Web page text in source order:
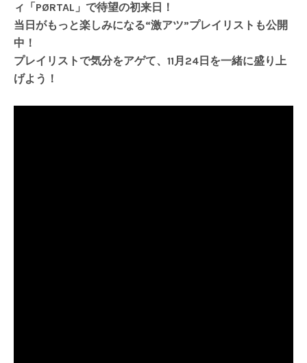
ィ「PØRTAL」で待望の初来日！
当日がもっと楽しみになる“激アツ”プレイリストも公開
中！
プレイリストで気分をアゲて、11月24日を一緒に盛り上
げよう！